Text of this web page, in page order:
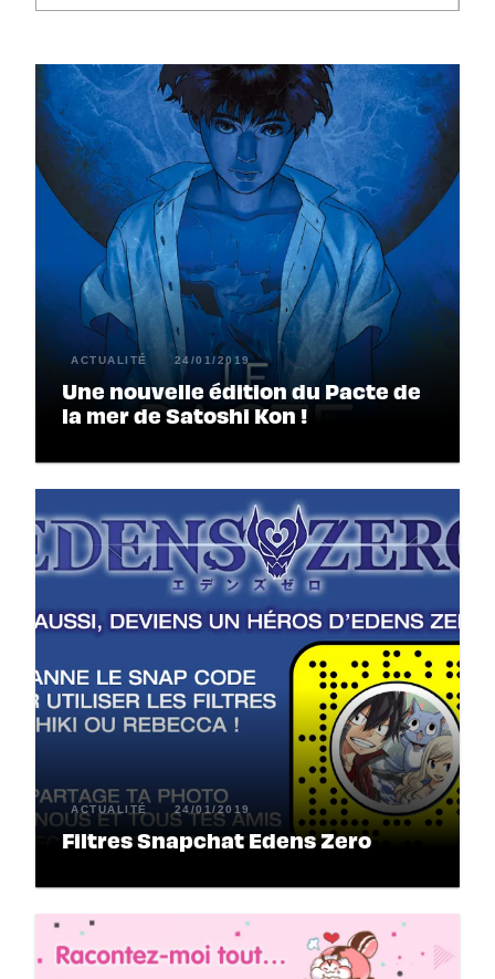
ACTUALITÉ 24/01/2019
Une nouvelle édition du Pacte de
la mer de Satoshi Kon !
ACTUALITÉ 24/01/2019
Filtres Snapchat Edens Zero